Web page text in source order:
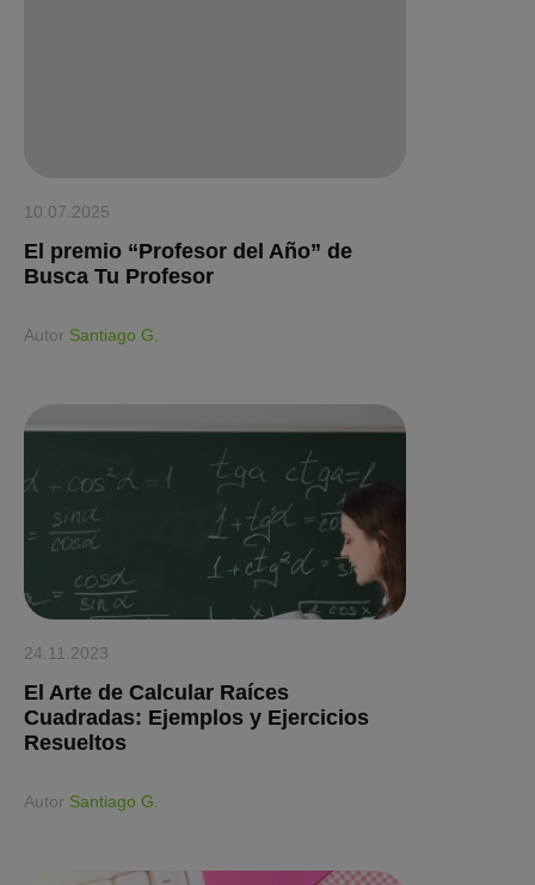
10.07.2025
El premio “Profesor del Año” de
Busca Tu Profesor
Аutor Santiago G.
24.11.2023
El Arte de Calcular Raíces
Cuadradas: Ejemplos y Ejercicios
Resueltos
Аutor Santiago G.